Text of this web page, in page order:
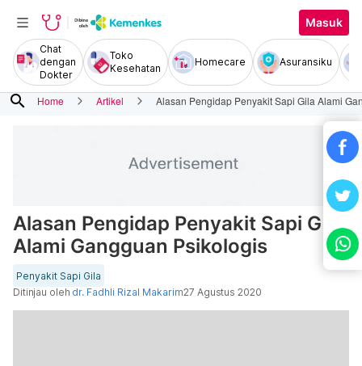
Masuk
Chat
dengan
Dokter
Toko
Kesehatan
Homecare Asuransiku
search Home Artikel Alasan Pengidap Penyakit Sapi Gila Alami
Alasan Pengidap Penyakit Sapi Gila
Alami Gangguan Psikologis
Penyakit Sapi Gila
Ditinjau oleh dr. Fadhli Rizal Makarim27 Agustus 2020